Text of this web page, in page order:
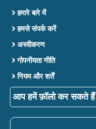
हमारे बारे में
हमसे संपर्क करें
अस्वीकरण
गोपनीयता नीति
नियम और शर्तें
आप हमें फ़ॉलो कर सकते हैं